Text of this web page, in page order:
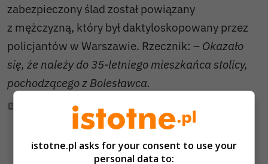
zabezpieczony ślad został powiązany
z mężczyzną, który był daktyloskopowany przez
policjantów w Warszawie. Rzecznik: – Okazało
się, że należy do 35-letniego mieszkańca stolicy,
pochodzącego z Bolesławca.
istotne.pl asks for your consent to use your
personal data to: